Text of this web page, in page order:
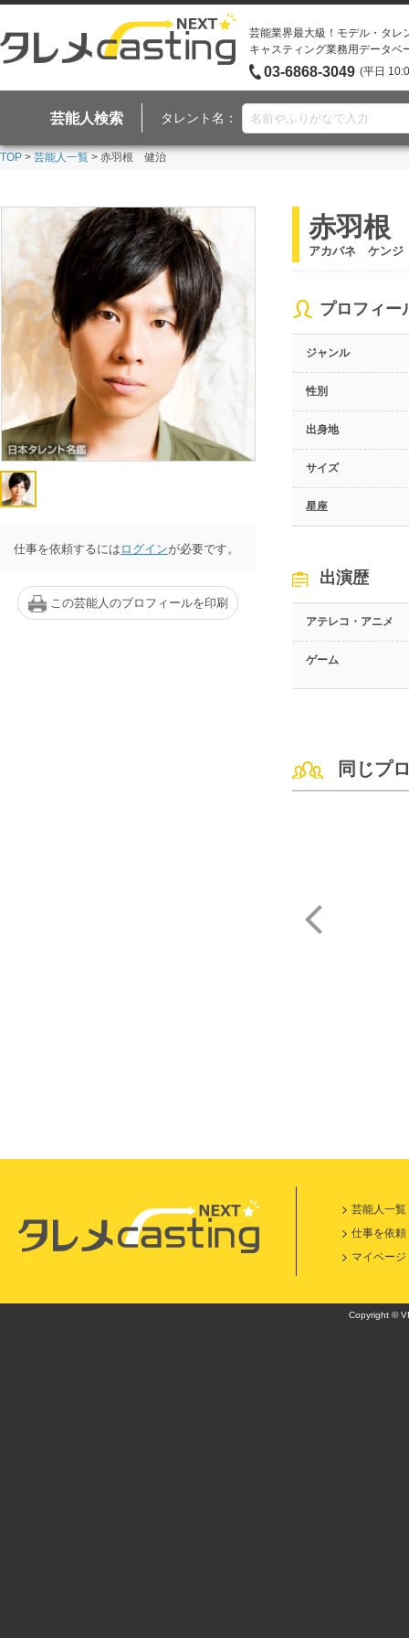
芸能業界最大級！モデル・タレ
キャスティング業務用データベ
03-6868-3049 (平日
芸能人検索 タレント名：
TOP > 芸能人一覧 > 赤羽根 健治
仕事を依頼するには ログインが必要です。
この芸能人のプロフィールを印刷
赤羽根
アカバネ ケンジ
プロフィー
ジャンル
性別
出身地
サイズ
星座
出演歴
アテレコ・アニメ
ゲーム
同じプ
芸能人一覧
仕事を依頼
マイページ
Copyright ©